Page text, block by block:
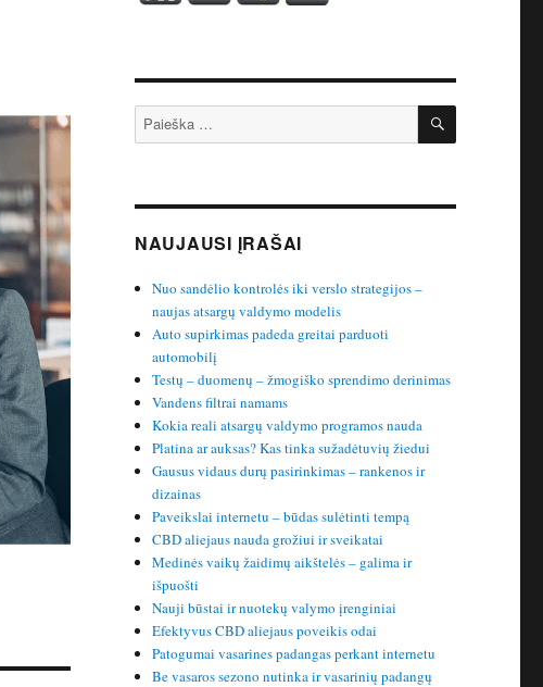
Ieškoti: IEŠKOTI
NAUJAUSI ĮRAŠAI
Nuo sandėlio kontrolės iki verslo strategijos –
naujas atsargų valdymo modelis
Auto supirkimas padeda greitai parduoti
automobilį
Testų – duomenų – žmogiško sprendimo derinimas
Vandens filtrai namams
Kokia reali atsargų valdymo programos nauda
Platina ar auksas? Kas tinka sužadėtuvių žiedui
Gausus vidaus durų pasirinkimas – rankenos ir
dizainas
Paveikslai internetu – būdas sulėtinti tempą
CBD aliejaus nauda grožiui ir sveikatai
Medinės vaikų žaidimų aikštelės – galima ir
išpuošti
Nauji būstai ir nuotekų valymo įrenginiai
Efektyvus CBD aliejaus poveikis odai
Patogumai vasarines padangas perkant internetu
Be vasaros sezono nutinka ir vasarinių padangų